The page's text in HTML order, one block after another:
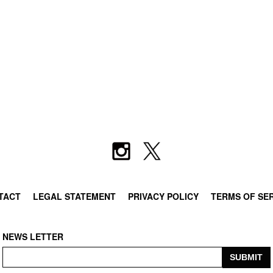
LEGAL STATEMENT PRIVACY POLICY TERMS OF
NEWS LETTER